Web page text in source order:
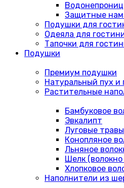
Защитные
Подушки для
Одеяла для
Тапочки для
Подушки
Премиум подушки
Натуральный пух и
Растительные
Бамбуковое
Эвкалипт
Луговые травы
Конопляное
Льняное
Шелк
Хлопковое
Наполнители из